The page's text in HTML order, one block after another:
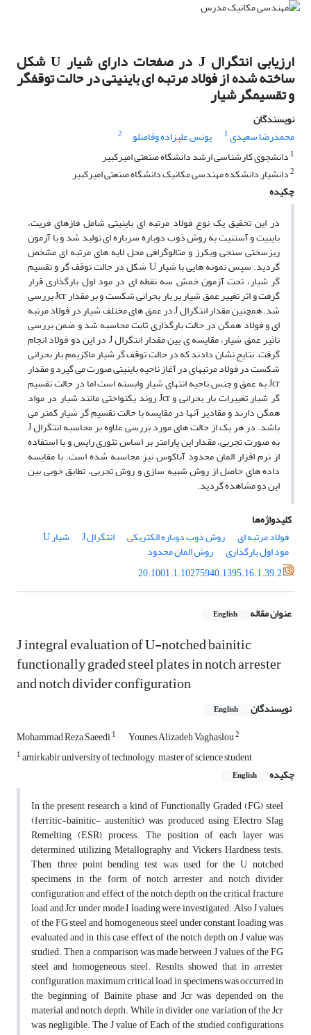
ارزیابی انتگرال J در صفحات دارای شیار U شکل
ساخته شده از فولاد مرتبه ای باینیتی در حالت توقفگر
و تقسیمگر شیار
نویسندگان
محمدرضا سعیدی1 یونس علیزاده وقاصلو
2
1 دانشجوی کارشناسی ارشد دانشگاه صنعتی امیرکبیر
2دانشیار دانشکده مهندسی مکانیک دانشگاه صنعتی امیرکبیر
چکیده
در این تحقیق یک نوع فولاد مرتبه ای باینیتی شامل فازهای فریت،
باینیت و آستنیت به روش ذوب دوباره سرباره ای تولید شد و با آزمون
ریزسختی سنجی ویکرز و متالوگرافی محل لایه های مرتبه ای مشخص
گردید. سپس نمونه هایی با شیار U شکل در حالت توقف گر و تقسیم
گر شیار، تحت آزمون خمش سه نقطه ای در مود اول بارگذاری قرار
گرفت و اثر تغییر عمق شیار بر بار بحرانی شکست و بر مقدار Jcr بررسی
شد. همچنین مقدار انتگرال J در عمق های مختلف شیار در فولاد مرتبه
ای و فولاد همگن در حالت بارگذاری ثابت محاسبه شد و ضمن بررسی
تاثیر عمق شیار، مقایسه‌ ی بین مقدار انتگرال J در این دو فولاد انجام
گرفت. نتایج نشان دادند که در حالت توقف گر شیار ماکزیمم بار بحرانی
شکست در فولاد مرتبهای در آغاز ناحیه باینیتی صورت می گیرد و مقدار
Jcr به عمق و جنس ناحیه انتهای شیار وابسته است اما در حالت تقسیم
گر شیار تغییرات بار بحرانی و Jcr روند یکنواختی مانند شیار در مواد
همگن دارند و مقادیر آنها در مقایسه با حالت تقسیم گر شیار کمتر می
باشد. در هر یک از حالت های مورد بررسی علاوه بر محاسبه انتگرال J
به صورت تجربی، مقدار این پارامتر بر اساس تئوری رایس و با استفاده
از نرم افزار المان محدود آباکوس نیز محاسبه شده است. با مقایسه
داده های حاصل از روش شبیه سازی و روش تجربی، تطابق خوبی بین
این دو مشاهده گردید.
کلیدواژه‌ها
فولاد مرتبه ای
روش ذوب دوباره الکتریکی انتگرال J شیار U
مود اول بارگذاری
روش المان محدود
20.1001.1.10275940.1395.16.1.39.2
عنوان مقاله English
J integral evaluation of U-notched bainitic
functionally graded steel plates in notch arrester
and notch divider configuration
نویسندگان English
Mohammad Reza Saeedi1 Younes Alizadeh Vaghaslou2
1amirkabir university of technology , master of science student
چکیده
English
In the present research, a kind of Functionally Graded (FG) steel
(ferritic-bainitic- austenitic) was produced using Electro Slag
Remelting (ESR) process. The position of each layer was
determined utilizing Metallography and Vickers Hardness tests.
Then, three point bending test was used for the U notched
specimens in the form of notch arrester and notch divider
configuration and effect of the notch depth on the critical fracture
load and Jcr under mode I loading were investigated. Also J values
of the FG steel and homogeneous steel under constant loading was
evaluated and in this case, effect of the notch depth on J value was
studied. Then a comparison was made between J values of the FG
steel and homogeneous steel. Results showed that in arrester
configuration, maximum critical load in specimens was occurred in
the beginning of Bainite phase and Jcr was depended on the
material and notch depth. While in divider one, variation of the Jcr
was negligible. The J value of Each of the studied configurations